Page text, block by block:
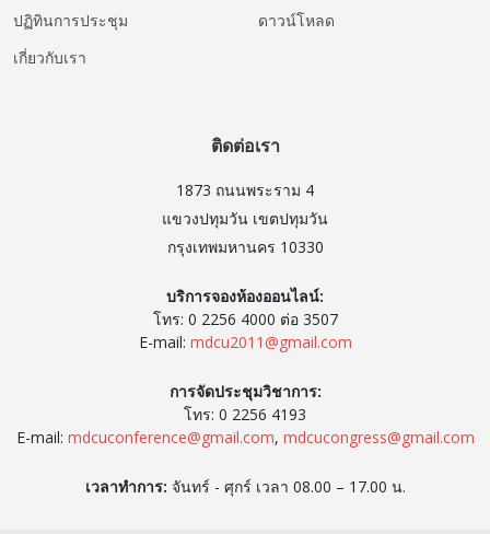
ปฏิทินการประชุม
เกี่ยวกับเรา
ดาวน์โหลด
ติดต่อเรา
1873 ถนนพระราม 4
แขวงปทุมวัน เขตปทุมวัน
กรุงเทพมหานคร 10330
บริการจองห้องออนไลน์:
โทร: 0 2256 4000 ต่อ 3507
E-mail: mdcu2011@gmail.com
การจัดประชุมวิชาการ:
โทร: 0 2256 4193
E-mail: mdcuconference@gmail.com, mdcucongress@gmail.com
เวลาทำการ: จันทร์ - ศุกร์ เวลา 08.00 – 17.00 น.